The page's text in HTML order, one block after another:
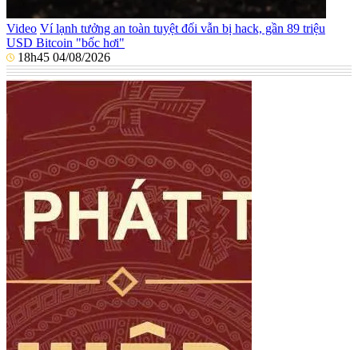
Video Ví lạnh tưởng an toàn tuyệt đối vẫn bị hack, gần 89 triệu
USD Bitcoin "bốc hơi"
18h45 04/08/2026